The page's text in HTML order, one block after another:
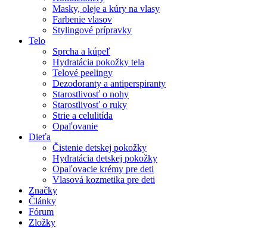
Masky, oleje a kúry na vlasy
Farbenie vlasov
Stylingové prípravky
Telo
Sprcha a kúpeľ
Hydratácia pokožky tela
Telové peelingy
Dezodoranty a antiperspiranty
Starostlivosť o nohy
Starostlivosť o ruky
Strie a celulitída
Opaľovanie
Dieťa
Čistenie detskej pokožky
Hydratácia detskej pokožky
Opaľovacie krémy pre deti
Vlasová kozmetika pre deti
Značky
Články
Fórum
Zložky